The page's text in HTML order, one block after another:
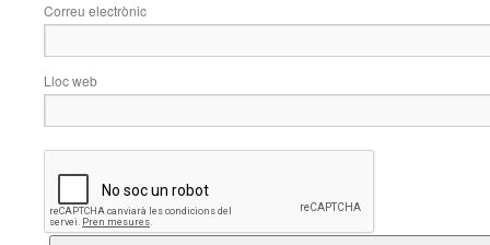
Correu electrònic
Lloc web